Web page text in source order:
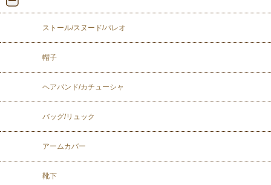
ストール/スヌード/パレオ
帽子
ヘアバンド/カチューシャ
バッグ/リュック
アームカバー
靴下